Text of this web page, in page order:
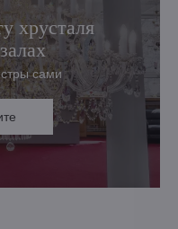
хрусталя
сами